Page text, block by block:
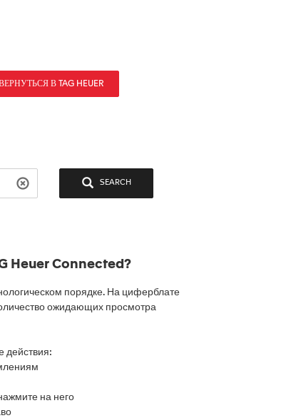
В TAG HEUER
SEARCH
Heuer Connected?
порядке. На циферблате
ожидающих просмотра
действия:
на него